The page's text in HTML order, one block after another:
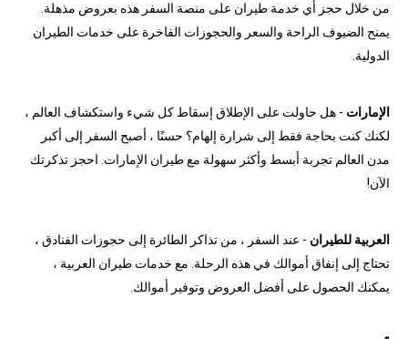
من خلال حجز أي خدمة طيران على منصة السفر هذه بعروض مذهلة.
يمنح الضيوف الراحة والسعر والحجوزات الفاخرة على خدمات الطيران
الدولية.
الإمارات - هل حاولت على الإطلاق إسقاط كل شيء واستكشاف العالم ،
لكنك كنت بحاجة فقط إلى شرارة إلهام؟ حسنًا ، أصبح السفر إلى أكبر
مدن العالم تجربة أبسط وأكثر سهولة مع طيران الإمارات. احجز تذكرتك
الآن!
العربية للطيران - عند السفر ، من تذاكر الطائرة إلى حجوزات الفنادق ،
تحتاج إلى إنفاق أموالك في هذه الرحلة. مع خدمات طيران العربية ،
يمكنك الحصول على أفضل العروض وتوفير أموالك.